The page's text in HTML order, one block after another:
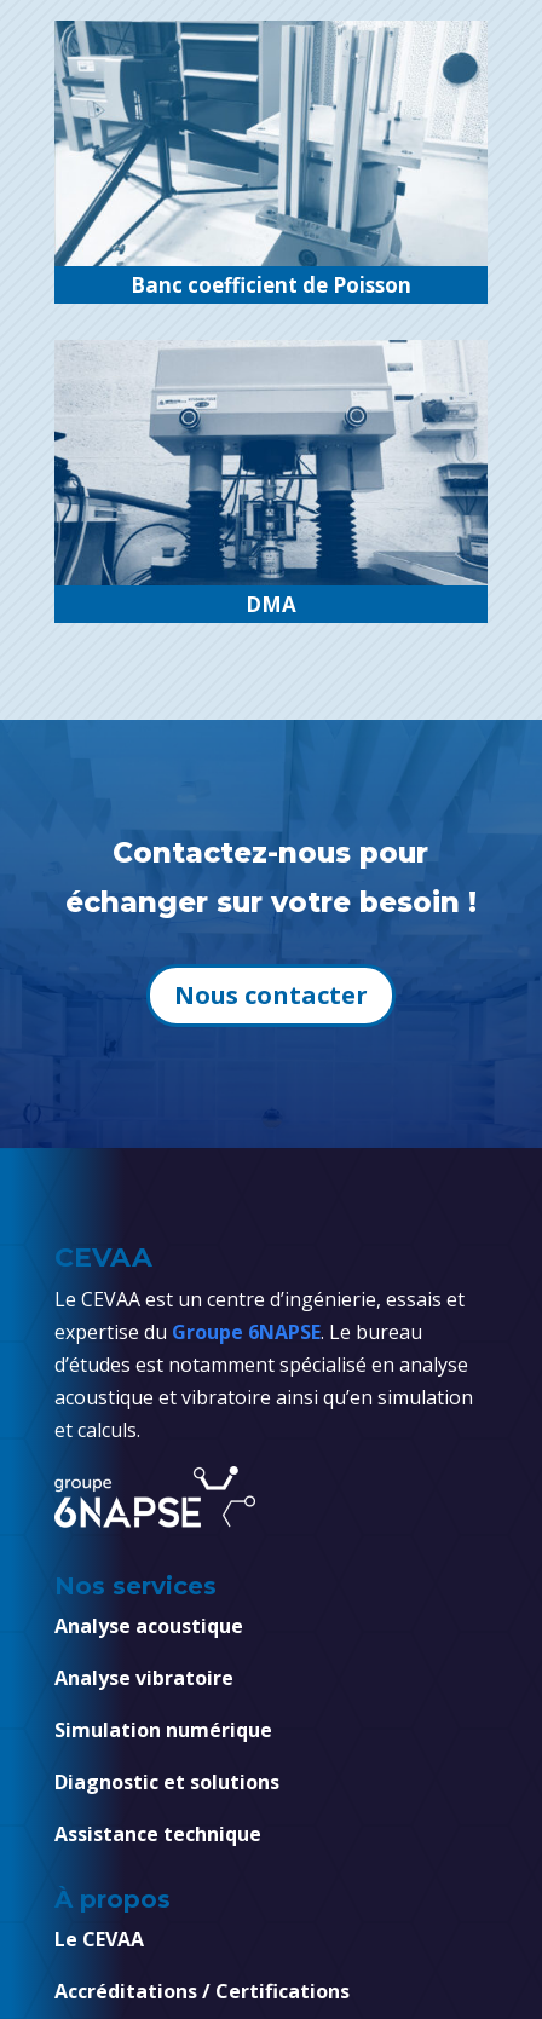
Banc coefficient de Poisson
DMA
Contactez-nous pour
échanger sur votre besoin !
Nous contacter
CEVAA
Le CEVAA est un centre d’ingénierie, essais et
expertise du Groupe 6NAPSE. Le bureau
d’études est notamment spécialisé en analyse
acoustique et vibratoire ainsi qu’en simulation
et calculs.
Nos services
Analyse acoustique
Analyse vibratoire
Simulation numérique
Diagnostic et solutions
Assistance technique
À propos
Le CEVAA
Accréditations / Certifications